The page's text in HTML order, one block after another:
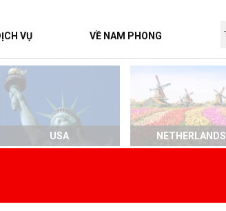
VỤ VỀ NAM PHONG
USA NETHERLANDS